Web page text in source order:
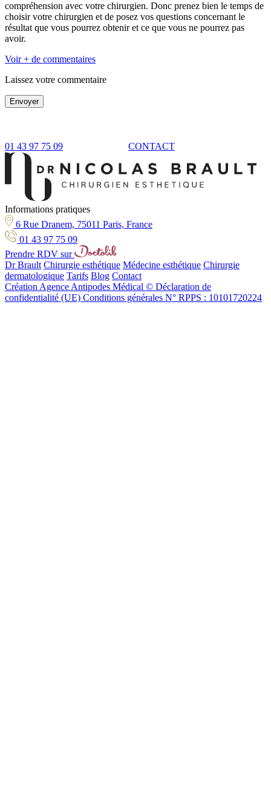
compréhension avec votre chirurgien. Donc prenez bien le temps de
choisir votre chirurgien et de posez vos questions concernant le
résultat que vous pourrez obtenir et ce que vous ne pourrez pas
avoir.
Voir + de commentaires
Laissez votre commentaire
Envoyer
01 43 97 75 09 CONTACT
Informations pratiques
6 Rue Dranem, 75011 Paris, France
01 43 97 75 09
Prendre RDV sur
Dr Brault Chirurgie esthétique Médecine esthétique Chirurgie
dermatologique Tarifs Blog Contact
Création Agence Antipodes Médical © Déclaration de
confidentialité (UE) Conditions générales N° RPPS : 10101720224